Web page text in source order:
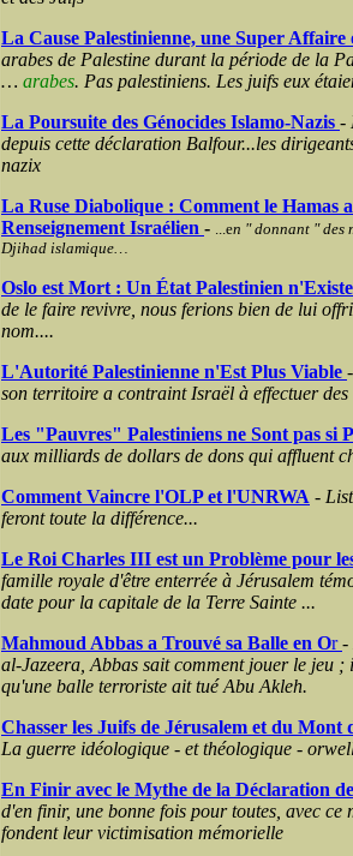
La Cause Palestinienne, une Super
arabes de Palestine durant la période de la
… arabes. Pas palestiniens. Les juifs eux
La Poursuite des Génocides Islamo-Nazis -
depuis cette déclaration Balfour...les
nazix
La Ruse Diabolique : Comment le Hamas
Renseignement Israélien - ...en " donnant " des
Djihad islamique…
Oslo est Mort : Un État Palestinien
de le faire revivre, nous ferions bien de lui
nom....
L'Autorité Palestinienne n'Est Plus Viable
son territoire a contraint Israël à effectuer
Les "Pauvres" Palestiniens ne Sont pas si
aux milliards de dollars de dons qui affluent
Comment Vaincre l'OLP et l'UNRWA -
feront toute la différence...
Le Roi Charles III est un Problème pour
famille royale d'être enterrée à Jérusalem
date pour la capitale de la Terre Sainte ...
Mahmoud Abbas a Trouvé sa Balle en Or-
al-Jazeera, Abbas sait comment jouer le jeu ;
qu'une balle terroriste ait tué Abu Akleh.
Chasser les Juifs de Jérusalem et du Mont
La guerre idéologique - et théologique -
En Finir avec le Mythe de la Déclaration
d'en finir, une bonne fois pour toutes, avec ce
fondent leur victimisation mémorielle